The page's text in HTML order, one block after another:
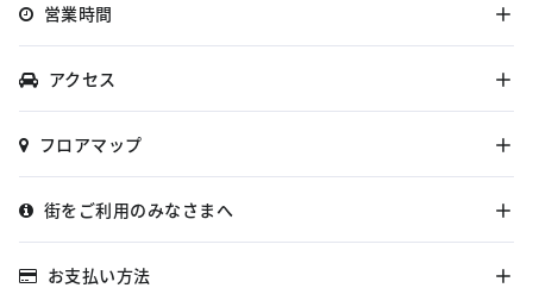
営業時間
アクセス
フロアマップ
街をご利用のみなさまへ
お支払い方法